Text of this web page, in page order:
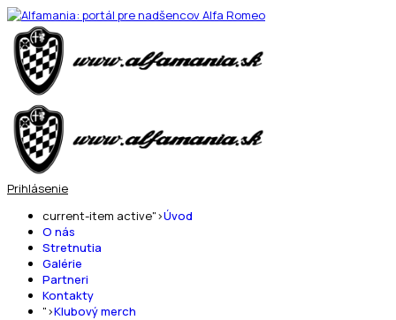
Prihlásenie
current-item active">Úvod
O nás
Stretnutia
Galérie
Partneri
Kontakty
">Klubový merch